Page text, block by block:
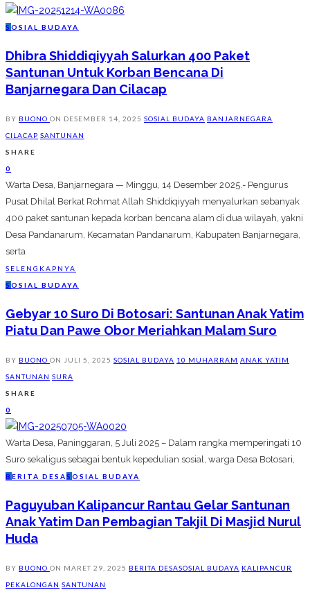
S OSIAL BUDAYA
Dhibra Shiddiqiyyah Salurkan 400 Paket
Santunan Untuk Korban Bencana Di
Banjarnegara Dan Cilacap
BY BUONO ON DESEMBER 14, 2025 SOSIAL BUDAYA BANJARNEGARA
CILACAP SANTUNAN
SHARE
0
Warta Desa, Banjarnegara — Minggu, 14 Desember 2025.- Pengurus
Pusat Dhilal Berkat Rohmat Allah Shiddiqiyyah menyalurkan sebanyak
400 paket santunan kepada korban bencana alam di dua wilayah, yakni
Desa Pandanarum, Kecamatan Pandanarum, Kabupaten Banjarnegara,
serta
SELENGKAPNYA
S OSIAL BUDAYA
Gebyar 10 Suro Di Botosari: Santunan Anak Yatim
Piatu Dan Pawe Obor Meriahkan Malam Suro
BY BUONO ON JULI 5, 2025 SOSIAL BUDAYA 10 MUHARRAM ANAK YATIM
SANTUNAN SURA
SHARE
0
Warta Desa, Paninggaran, 5 Juli 2025 – Dalam rangka memperingati 10
Suro sekaligus sebagai bentuk kepedulian sosial, warga Desa Botosari,
B ERITA DESAS OSIAL BUDAYA
Paguyuban Kalipancur Rantau Gelar Santunan
Anak Yatim Dan Pembagian Takjil Di Masjid Nurul
Huda
BY BUONO ON MARET 29, 2025 BERITA DESASOSIAL BUDAYA KALIPANCUR
PEKALONGAN SANTUNAN